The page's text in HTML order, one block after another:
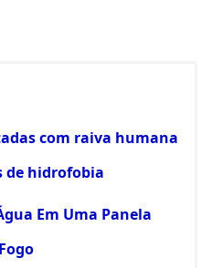
com raiva humana
de hidrofobia
Em Uma Panela